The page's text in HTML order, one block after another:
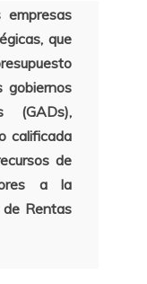
que
gobiernos
(GADs),
calificada
de
a la
Rentas